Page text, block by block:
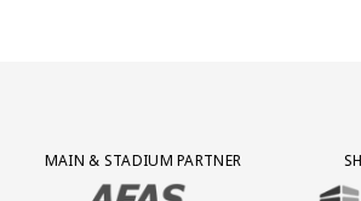
Partner Logos Grid
MAIN & STADIUM PARTNER
BEZOEK ONZE MAIN & STADIUMBEZOEK